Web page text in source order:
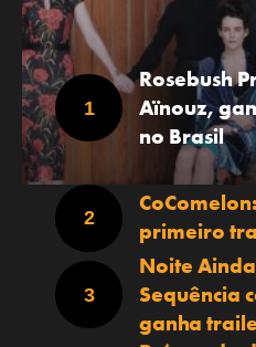
Rosebush
Aïnouz,
no Brasil
primeiro
Noite
Sequência
ganha